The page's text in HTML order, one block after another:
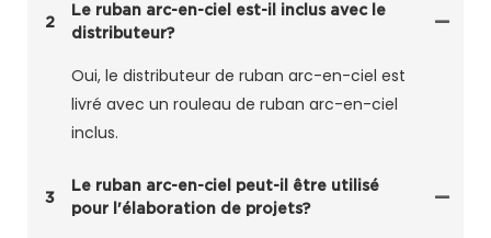
2
Le ruban arc-en-ciel est-il inclus avec le
distributeur?
Oui, le distributeur de ruban arc-en-ciel est
livré avec un rouleau de ruban arc-en-ciel
inclus.
3
Le ruban arc-en-ciel peut-il être utilisé
pour l'élaboration de projets?